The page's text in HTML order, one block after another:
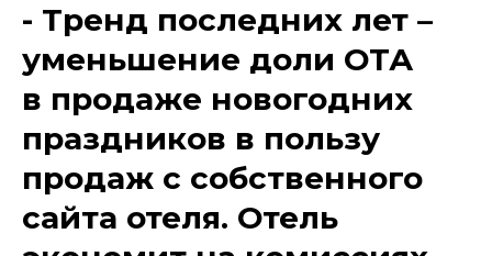
- Тренд последних лет –
уменьшение доли ОТА
в продаже новогодних
праздников в пользу
продаж с собственного
сайта отеля. Отель